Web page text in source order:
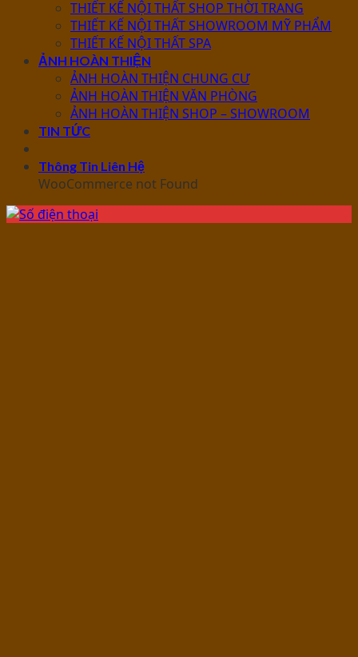
THIẾT KẾ NỘI THẤT SHOP THỜI TRANG
THIẾT KẾ NỘI THẤT SHOWROOM MỸ PHẨM
THIẾT KẾ NỘI THẤT SPA
ẢNH HOÀN THIỆN
ẢNH HOÀN THIỆN CHUNG CƯ
ẢNH HOÀN THIỆN VĂN PHÒNG
ẢNH HOÀN THIỆN SHOP – SHOWROOM
TIN TỨC
Thông Tin Liên Hệ
WooCommerce not Found